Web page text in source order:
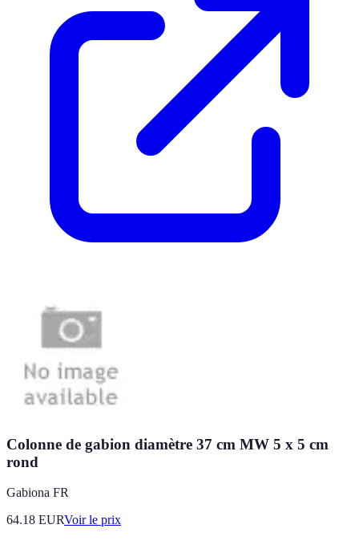
Colonne de gabion diamètre 37 cm MW 5 x 5 cm
rond
Gabiona FR
64.18 EURVoir le prix